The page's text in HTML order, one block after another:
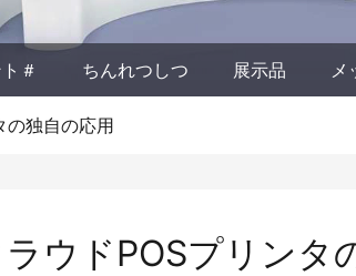
＃ ちんれつしつ 展示品 メ
の独自の応用
ウドPOSプリンタ